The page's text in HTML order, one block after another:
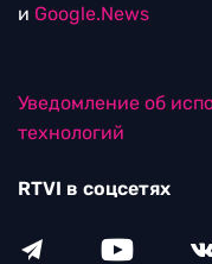
и Google.News
Уведомление об
технологий
RTVI в соцсетях